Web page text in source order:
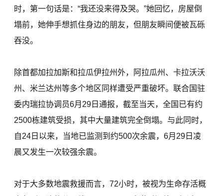
时，第一句话是：“我还没来得及哭。”她回忆，房屋倒
塌前，她伸手想抓住身边的朋友，但朋友瞬间便被瓦砾
吞没。
除首都加拉加斯和拉瓜伊拉州外，阿拉瓜州、卡拉沃沃
州、米兰达州等多个地区同样遭受严重破坏。联合国驻
委内瑞拉协调员6月29日通报，截至当天，全国已有约
2500栋建筑受损，其中大量建筑完全倒塌。与此同时，
自24日以来，当地已监测到约500次余震，6月29日凌
晨又发生一次较强余震。
对于大多数地震救援而言，72小时，被视为生命存活概